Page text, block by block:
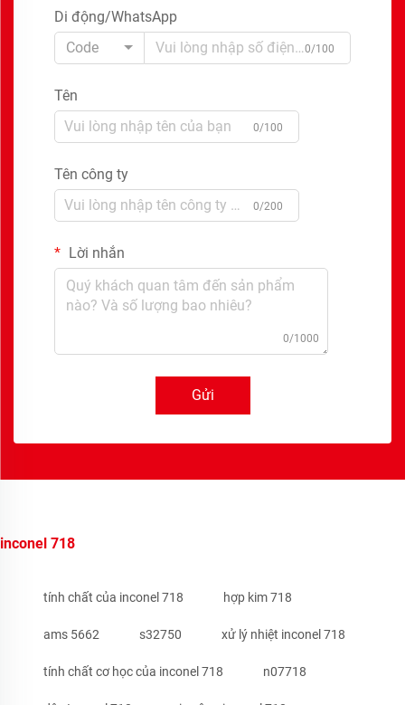
Di động/WhatsApp
Code
0/100
Tên
0/100
Tên công ty
0/200
Lời nhắn
0/1000
Gửi
inconel 718
tính chất của inconel 718 hợp kim 718
ams 5662 s32750 xử lý nhiệt inconel 718
tính chất cơ học của inconel 718 n07718